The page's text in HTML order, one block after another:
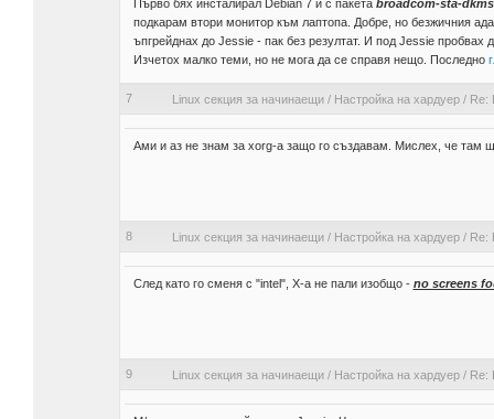
Първо бях инсталирал Debian 7 и с пакета broadcom-sta-dkms
подкарам втори монитор към лаптопа. Добре, но безжичния
ъпгрейднах до Jessie - пак без резултат. И под Jessie пробвах
Изчетох малко теми, но не мога да се справя нещо. Последно
7 Linux секция за начинаещи/ Настройка на хардуер/ Re:
Ами и аз не знам за xorg-a защо го създавам. Мислех, че там
8 Linux секция за начинаещи/ Настройка на хардуер/ Re:
След като го сменя с "intel", Х-а не пали изобщо - no screens
9 Linux секция за начинаещи/ Настройка на хардуер/ Re: